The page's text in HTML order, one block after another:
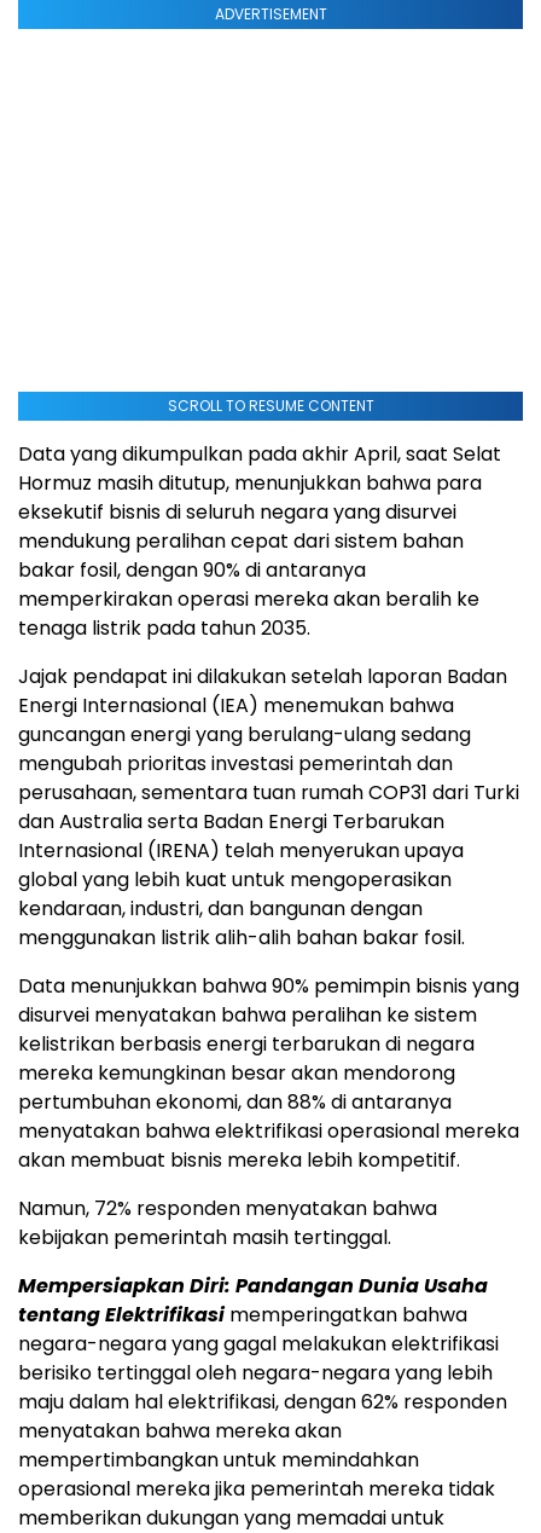
ADVERTISEMENT
SCROLL TO RESUME CONTENT
Data yang dikumpulkan pada akhir April, saat Selat
Hormuz masih ditutup, menunjukkan bahwa para
eksekutif bisnis di seluruh negara yang disurvei
mendukung peralihan cepat dari sistem bahan
bakar fosil, dengan 90% di antaranya
memperkirakan operasi mereka akan beralih ke
tenaga listrik pada tahun 2035.
Jajak pendapat ini dilakukan setelah laporan Badan
Energi Internasional (IEA) menemukan bahwa
guncangan energi yang berulang-ulang sedang
mengubah prioritas investasi pemerintah dan
perusahaan, sementara tuan rumah COP31 dari Turki
dan Australia serta Badan Energi Terbarukan
Internasional (IRENA) telah menyerukan upaya
global yang lebih kuat untuk mengoperasikan
kendaraan, industri, dan bangunan dengan
menggunakan listrik alih-alih bahan bakar fosil.
Data menunjukkan bahwa 90% pemimpin bisnis yang
disurvei menyatakan bahwa peralihan ke sistem
kelistrikan berbasis energi terbarukan di negara
mereka kemungkinan besar akan mendorong
pertumbuhan ekonomi, dan 88% di antaranya
menyatakan bahwa elektrifikasi operasional mereka
akan membuat bisnis mereka lebih kompetitif.
Namun, 72% responden menyatakan bahwa
kebijakan pemerintah masih tertinggal.
Mempersiapkan Diri: Pandangan Dunia Usaha
tentang Elektrifikasimemperingatkan bahwa
negara-negara yang gagal melakukan elektrifikasi
berisiko tertinggal oleh negara-negara yang lebih
maju dalam hal elektrifikasi, dengan 62% responden
menyatakan bahwa mereka akan
mempertimbangkan untuk memindahkan
operasional mereka jika pemerintah mereka tidak
memberikan dukungan yang memadai untuk